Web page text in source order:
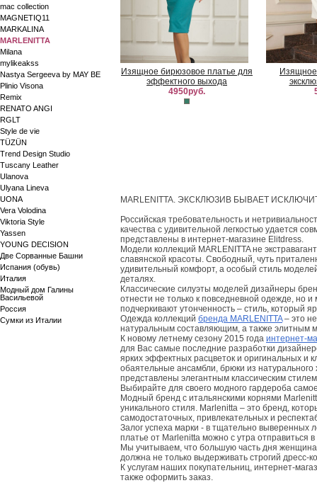
mac collection
MAGNETIQ11
MARKALINA
MARLENITTA
Milana
mylikeakss
Nastya Sergeeva by MAY BE
Plinio Visona
Remix
RENATO ANGI
RGLT
Style de vie
TÜZÜN
Trend Design Studio
Tuscany Leather
Ulanova
Ulyana Lineva
UONA
Vera Volodina
Viktoria Style
Yassen
YOUNG DECISION
Две Сорванные Башни
Испания (обувь)
Италия
Модный дом Галины
Васильевой
Россия
Сумки из Италии
Изящное бирюзовое платье для
эффектного выхода
4950руб.
MARLENITTA. ЭКСКЛЮЗИВ БЫВАЕТ
Российская требовательность и
качества с удивительной легкостью удается
представлены в интернет-магазине Elitdress.
Модели коллекций MARLENITTA не
славянской красоты. Свободный, чуть
удивительный комфорт, а особый стиль
деталях.
Классические силуэты моделей дизайнеры
отнести не только к повседневной одежде, но
подчеркивают утонченность – стиль, который
Одежда коллекций бренда MARLENITTA– это
натуральным составляющим, а также элитным
К новому летнему сезону 2015 года интернет-
для Вас самые последние разработки
ярких эффектных расцветок и оригинальных и
обаятельные ансамбли, брюки из
представлены элегантным классическим
Выбирайте для своего модного гардероба
Модный бренд с итальянскими корнями
уникального стиля. Marlenitta – это бренд,
самодостаточных, привлекательных и
Залог успеха марки - в тщательно выверенных
платье от Marlenitta можно с утра отправиться
Мы учитываем, что большую часть дня
должна не только выдерживать строгий дресс-
К услугам наших покупательниц, интернет-
также оформить заказ.